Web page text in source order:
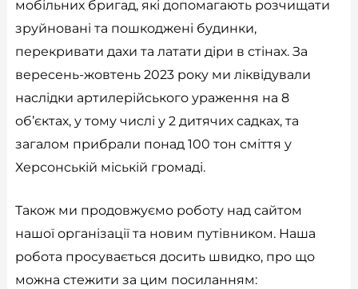
мобільних бригад, які допомагають розчищати
зруйновані та пошкоджені будинки,
перекривати дахи та латати діри в стінах. За
вересень-жовтень 2023 року ми ліквідували
наслідки артилерійського ураження на 8
об’єктах, у тому числі у 2 дитячих садках, та
загалом прибрали понад 100 тон сміття у
Херсонській міській громаді.
Також ми продовжуємо роботу над сайтом
нашої організації та новим путівником. Наша
робота просувається досить швидко, про що
можна стежити за цим посиланням: